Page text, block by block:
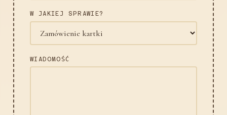
W JAKIEJ SPRAWIE?
WIADOMOŚĆ